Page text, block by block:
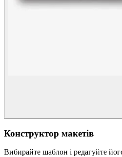
Конструктор макетів
Вибирайте шаблон і редагуйте